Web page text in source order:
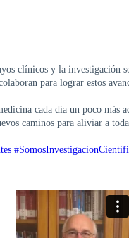
clínicos y la investigación
para lograr estos
cada día un poco más
caminos para aliviar a